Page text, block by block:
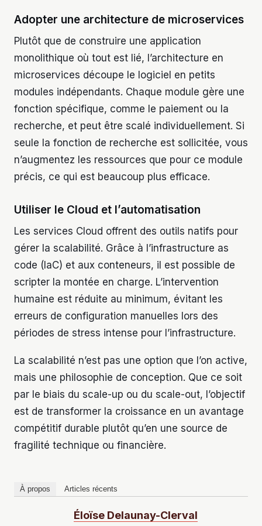
Adopter une architecture de microservices
Plutôt que de construire une application
monolithique où tout est lié, l’architecture en
microservices découpe le logiciel en petits
modules indépendants. Chaque module gère une
fonction spécifique, comme le paiement ou la
recherche, et peut être scalé individuellement. Si
seule la fonction de recherche est sollicitée, vous
n’augmentez les ressources que pour ce module
précis, ce qui est beaucoup plus efficace.
Utiliser le Cloud et l’automatisation
Les services Cloud offrent des outils natifs pour
gérer la scalabilité. Grâce à l’infrastructure as
code (IaC) et aux conteneurs, il est possible de
scripter la montée en charge. L’intervention
humaine est réduite au minimum, évitant les
erreurs de configuration manuelles lors des
périodes de stress intense pour l’infrastructure.
La scalabilité n’est pas une option que l’on active,
mais une philosophie de conception. Que ce soit
par le biais du scale-up ou du scale-out, l’objectif
est de transformer la croissance en un avantage
compétitif durable plutôt qu’en une source de
fragilité technique ou financière.
À propos Articles récents
Éloïse Delaunay-Clerval